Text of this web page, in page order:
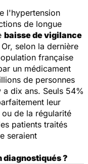
e l'hypertension
de longue
baisse de vigilance
selon la dernière
française
un médicament
de personnes
dix ans. Seuls 54%
leur
de la régularité
patients traités
seraient
diagnostiqués ?